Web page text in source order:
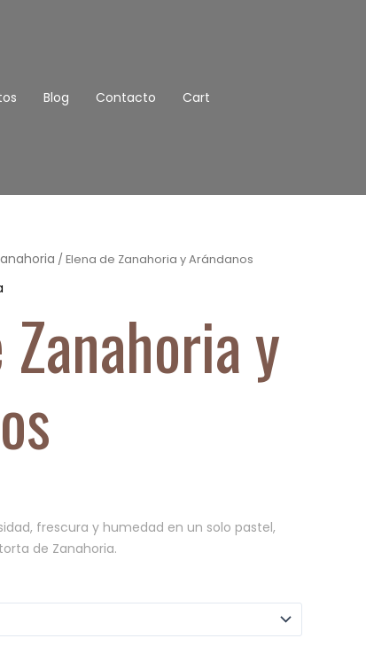
Blog Contacto Cart
/ Elena de Zanahoria y Arándanos
y
frescura y humedad en un solo pastel,
de Zanahoria.